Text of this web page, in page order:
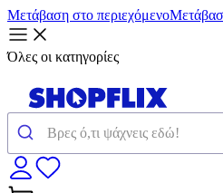
Μετάβαση στο περιεχόμενο
Όλες οι κατηγορίες